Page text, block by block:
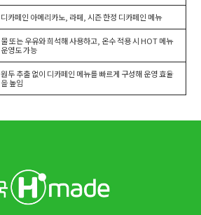
디카페인 아메리카노, 라떼, 시즌 한정 디카페인 메뉴
물 또는 우유와 희석해 사용하고, 온수 적용 시 HOT 메뉴
운영도 가능
원두 추출 없이 디카페인 메뉴를 빠르게 구성해 운영 효율
을 높임